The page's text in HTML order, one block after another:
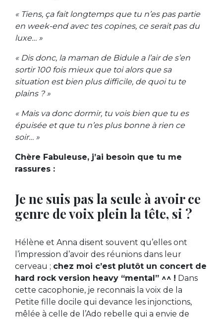
« Tiens, ça fait longtemps que tu n’es pas partie
en week-end avec tes copines, ce serait pas du
luxe… »
« Dis donc, la maman de Bidule a l’air de s’en
sortir 100 fois mieux que toi alors que sa
situation est bien plus difficile, de quoi tu te
plains ? »
« Mais va donc dormir, tu vois bien que tu es
épuisée et que tu n’es plus bonne à rien ce
soir… »
Chère Fabuleuse, j’ai besoin que tu me
rassures :
Je ne suis pas la seule à avoir ce
genre de voix plein la tête, si ?
Hélène et Anna disent souvent qu’elles ont
l’impression d’avoir des réunions dans leur
cerveau ; chez moi c’est plutôt un concert de
hard rock version heavy “mental” ^^ ! Dans
cette cacophonie, je reconnais la voix de la
Petite fille docile qui devance les injonctions,
mêlée à celle de l’Ado rebelle qui a envie de